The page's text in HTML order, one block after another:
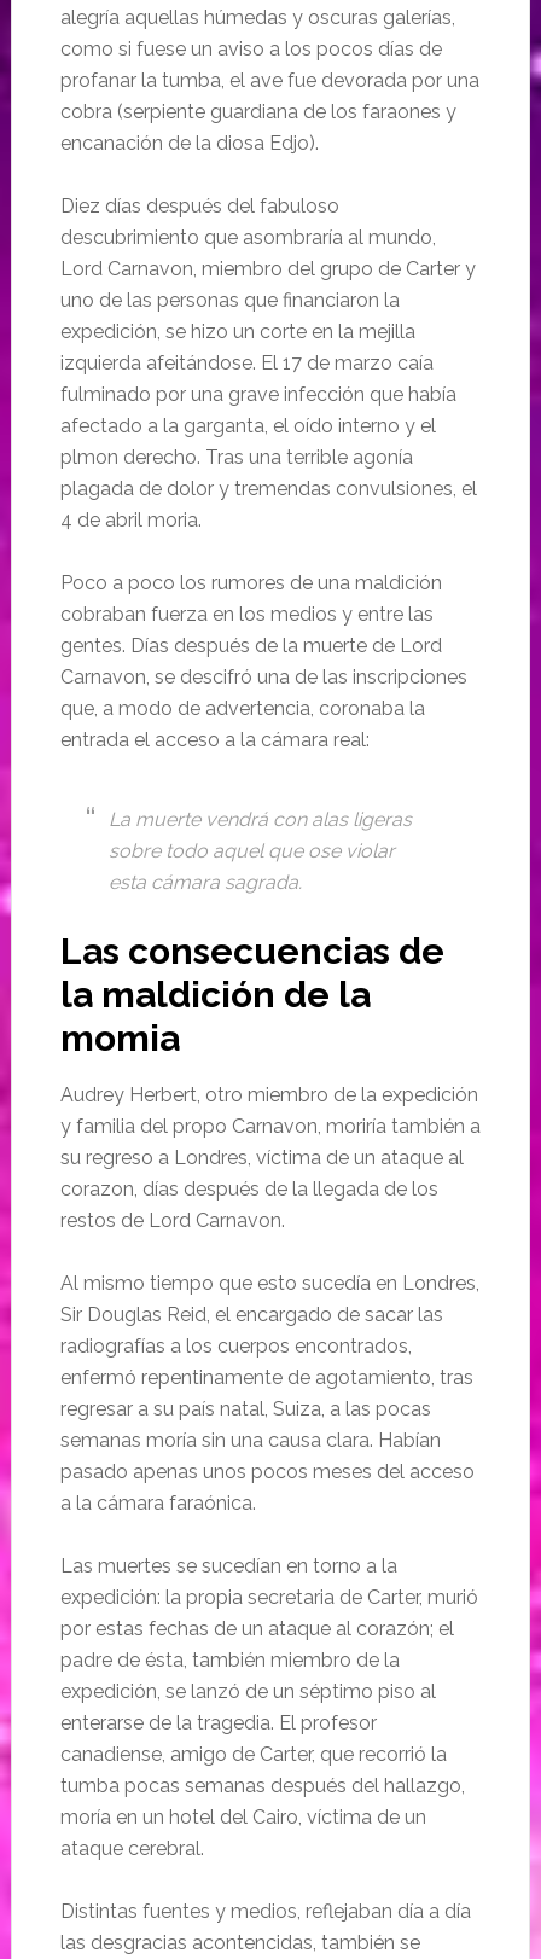
alegría aquellas húmedas y oscuras galerías,
como si fuese un aviso a los pocos días de
profanar la tumba, el ave fue devorada por una
cobra (serpiente guardiana de los faraones y
encanación de la diosa Edjo).
Diez días después del fabuloso
descubrimiento que asombraría al mundo,
Lord Carnavon, miembro del grupo de Carter y
uno de las personas que financiaron la
expedición, se hizo un corte en la mejilla
izquierda afeitándose. El 17 de marzo caía
fulminado por una grave infección que había
afectado a la garganta, el oído interno y el
plmon derecho. Tras una terrible agonía
plagada de dolor y tremendas convulsiones, el
4 de abril moria.
Poco a poco los rumores de una maldición
cobraban fuerza en los medios y entre las
gentes. Días después de la muerte de Lord
Carnavon, se descifró una de las inscripciones
que, a modo de advertencia, coronaba la
entrada el acceso a la cámara real:
La muerte vendrá con alas ligeras
sobre todo aquel que ose violar
esta cámara sagrada.
Las consecuencias de
la maldición de la
momia
Audrey Herbert, otro miembro de la expedición
y familia del propo Carnavon, moriría también a
su regreso a Londres, víctima de un ataque al
corazon, días después de la llegada de los
restos de Lord Carnavon.
Al mismo tiempo que esto sucedía en Londres,
Sir Douglas Reid, el encargado de sacar las
radiografías a los cuerpos encontrados,
enfermó repentinamente de agotamiento, tras
regresar a su país natal, Suiza, a las pocas
semanas moría sin una causa clara. Habían
pasado apenas unos pocos meses del acceso
a la cámara faraónica.
Las muertes se sucedían en torno a la
expedición: la propia secretaria de Carter, murió
por estas fechas de un ataque al corazón; el
padre de ésta, también miembro de la
expedición, se lanzó de un séptimo piso al
enterarse de la tragedia. El profesor
canadiense, amigo de Carter, que recorrió la
tumba pocas semanas después del hallazgo,
moría en un hotel del Cairo, víctima de un
ataque cerebral.
Distintas fuentes y medios, reflejaban día a día
las desgracias acontencidas, también se